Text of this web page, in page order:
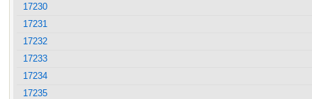
17230
17231
17232
17233
17234
17235